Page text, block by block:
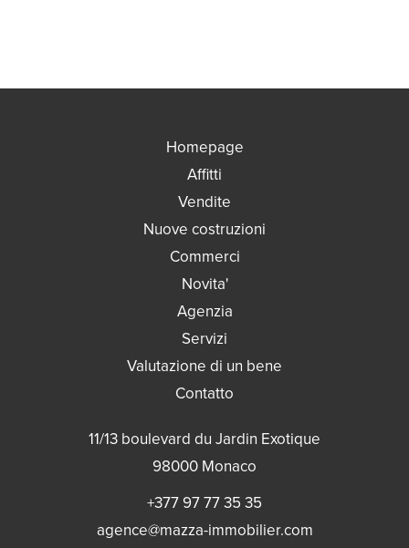
Homepage
Affitti
Vendite
Nuove costruzioni
Commerci
Novita'
Agenzia
Servizi
Valutazione di un bene
Contatto
11/13 boulevard du Jardin Exotique
98000 Monaco
+377 97 77 35 35
agence@mazza-immobilier.com